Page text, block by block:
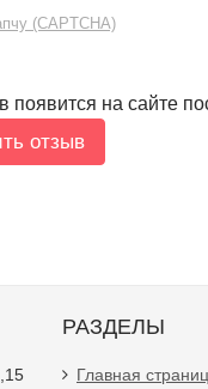
(CAPTCHA)
появится на сайте
РАЗДЕЛЫ
Главная